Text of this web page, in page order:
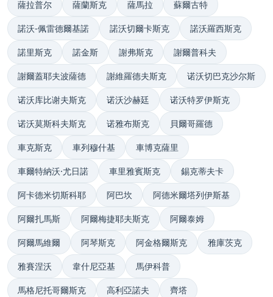
薩拉普尔 薩蘭斯克 薩馬拉 蘇爾古特
諾沃-佩雷德爾基諾 諾沃切爾卡斯克 諾沃羅西斯克
諾里斯克 諾金斯 謝弗斯克 謝爾普科夫
謝爾蓋耶夫波薩德 謝維羅德夫斯克 诺沃切巴克沙尔斯
诺沃库比谢夫斯克 诺沃沙赫廷 诺沃特罗伊斯克
诺沃莫斯科夫斯克 诺雅布斯克 貝爾哥羅德
車克斯克 車列穆什基 車博克薩里
車爾特納沃·尤日諾 車里雅賓斯克 錫克蒂夫卡
阿卡德米切斯科耶 阿巴坎 阿德米爾塔列伊斯基
阿爾扎馬斯 阿爾梅捷耶夫斯克 阿爾泰姆
阿爾馬維爾 阿琴斯克 阿金格爾斯克 雅庫茨克
雅賽涅沃 韋什尼亞基 馬伊科普
馬格尼托哥爾斯克 高利亞諾夫 齊塔